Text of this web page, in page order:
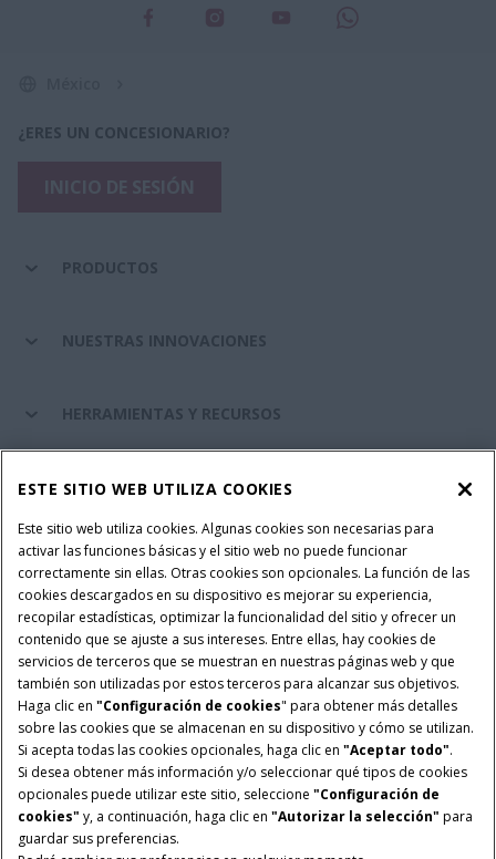
¿ERES UN CONCESIONARIO?
PRODUCTOS
NUESTRAS INNOVACIONES
HERRAMIENTAS Y RECURSOS
RECAMBIOS Y SERVICIOS
SOBRE CASE IH
Términos y condiciones Aviso de privacidad
Aviso legal
Configuración de cookies
Telematics aviso de privacidad
© 2026 CNH Industrial America LLC. All Rights Reserved. Case IH is a
trademark of CNH Industrial America LLC.
ESTE SITIO WEB UTILIZA COOKIES
Este sitio web utiliza cookies. Algunas cookies son necesarias para
activar las funciones básicas y el sitio web no puede funcionar
correctamente sin ellas. Otras cookies son opcionales. La función de las
cookies descargados en su dispositivo es mejorar su experiencia,
recopilar estadísticas, optimizar la funcionalidad del sitio y ofrecer un
contenido que se ajuste a sus intereses. Entre ellas, hay cookies de
servicios de terceros que se muestran en nuestras páginas web y que
también son utilizadas por estos terceros para alcanzar sus objetivos.
Haga clic en "Configuración de cookies" para obtener más detalles
sobre las cookies que se almacenan en su dispositivo y cómo se utilizan.
Si acepta todas las cookies opcionales, haga clic en "Aceptar todo".
Si desea obtener más información y/o seleccionar qué tipos de cookies
opcionales puede utilizar este sitio, seleccione "Configuración de
cookies" y, a continuación, haga clic en "Autorizar la selección" para
guardar sus preferencias.